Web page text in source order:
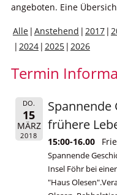
angeboten. Eine
Alle Anstehend 2017
2024 2025 2026
Termin
DO.
15
MÄRZ
2018
Spannende
frühere
15:00-16.00
Spannende
Insel Föhr bei
"Haus